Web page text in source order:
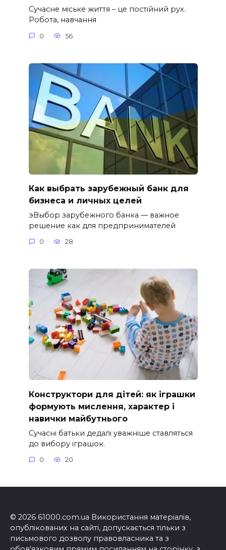
Сучасне міське життя – це постійний рух.
Робота, навчання
0 56
Как выбрать зарубежный банк для
бизнеса и личных целей
эВыбор зарубежного банка — важное
решение как для предпринимателей
0 28
Конструктори для дітей: як іграшки
формують мислення, характер і
навички майбутнього
Сучасні батьки дедалі уважніше ставляться
до вибору іграшок.
0 20
© 2026 61000.com.ua Використання матеріалів,
опублікованих на сайті, допускається тільки з
письмового дозволу правовласника та з